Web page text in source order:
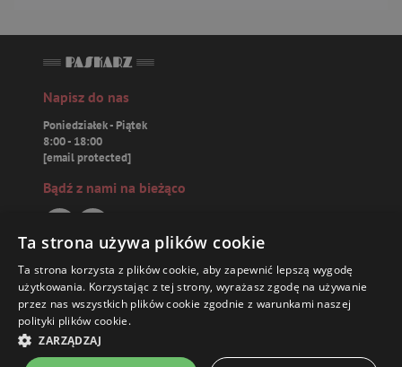
Napisz do nas
Poniedziałek - Piątek
8:00 - 18:00
[email protected]
Bądź z nami na bieżąco
Paskarz.pl
Zamówienia
Ta strona używa plików cookie
Ta strona korzysta z plików cookie, aby zapewnić lepszą wygodę
użytkowania. Korzystając z tej strony, wyrażasz zgodę na używanie
przez nas wszystkich plików cookie zgodnie z warunkami naszej
polityki plików cookie.
ZARZĄDZAJ